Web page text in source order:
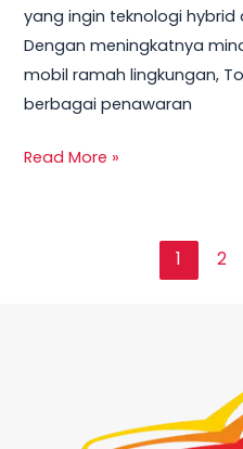
yang ingin teknologi
Dengan meningkatnya
mobil ramah lingkungan,
berbagai penawaran
Read More »
1 2